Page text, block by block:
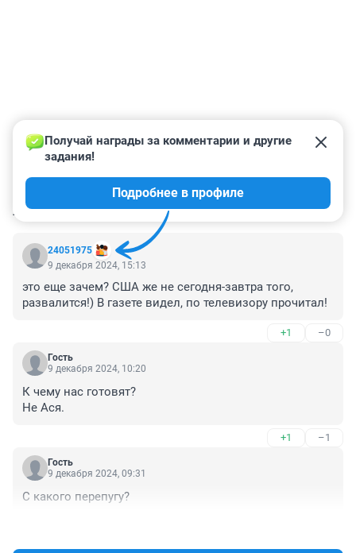
КОММЕНТАРИИ 12
24051975
Получай награды за комментарии и другие
задания!
Подробнее в профиле
9 декабря 2024, 15:13
это еще зачем? США же не сегодня-завтра того,
развалится!) В газете видел, по телевизору прочитал!
+1 –0
Гость
9 декабря 2024, 10:20
К чему нас готовят?
Не Ася.
+1 –1
Гость
9 декабря 2024, 09:31
С какого перепугу?